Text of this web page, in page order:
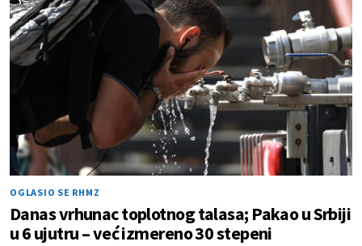
OGLASIO SE RHMZ
Danas vrhunac toplotnog talasa; Pakao u Srbiji
u 6 ujutru – već izmereno 30 stepeni